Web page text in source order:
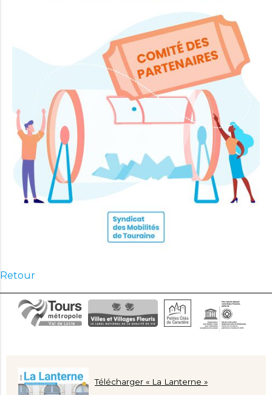
Retour
Télécharger « La Lanterne »